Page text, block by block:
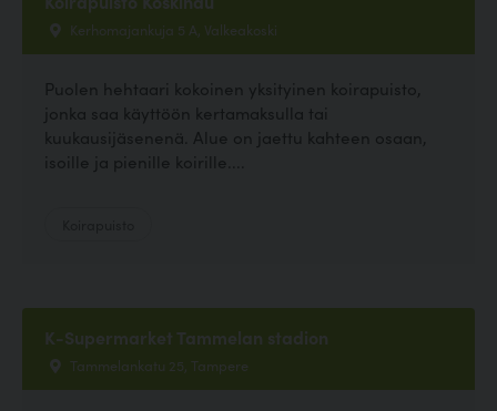
Kerhomajankuja 5 A, Valkeakoski
Puolen hehtaari kokoinen yksityinen koirapuisto,
jonka saa käyttöön kertamaksulla tai
kuukausijäsenenä. Alue on jaettu kahteen osaan,
isoille ja pienille koirille....
K-Supermarket Tammelan stadion
Tammelankatu 25, Tampere